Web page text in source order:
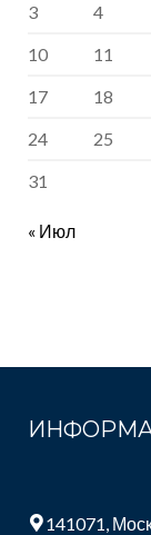
3
4
10
11
17
18
24
25
31
« Июл
141071,